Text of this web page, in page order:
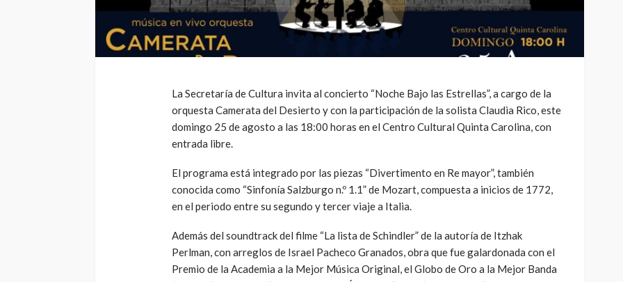
La Secretaría de Cultura invita al concierto “Noche Bajo las Estrellas”, a cargo de la
orquesta Camerata del Desierto y con la participación de la solista Claudia Rico, este
domingo 25 de agosto a las 18:00 horas en el Centro Cultural Quinta Carolina, con
entrada libre.
El programa está integrado por las piezas “Divertimento en Re mayor”, también
conocida como “Sinfonía Salzburgo n.º 1.1” de Mozart, compuesta a inicios de 1772,
en el periodo entre su segundo y tercer viaje a Italia.
Además del soundtrack del filme “La lista de Schindler” de la autoría de Itzhak
Perlman, con arreglos de Israel Pacheco Granados, obra que fue galardonada con el
Premio de la Academia a la Mejor Música Original, el Globo de Oro a la Mejor Banda